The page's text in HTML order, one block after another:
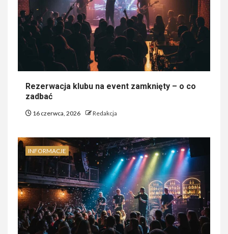
Rezerwacja klubu na event zamknięty – o co
zadbać
16 czerwca, 2026 Redakcja
INFORMACJE